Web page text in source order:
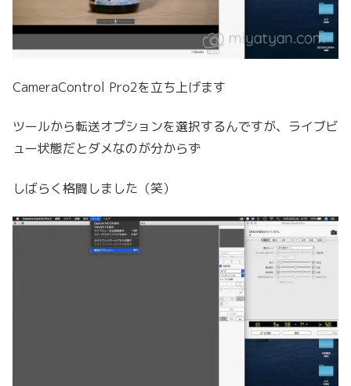
CameraControl Pro2を立ち上げます
ツールから転送オプションを選択するんですが、ライブビ
ュー状態だとダメなのが分からず
しばらく格闘しました（笑）